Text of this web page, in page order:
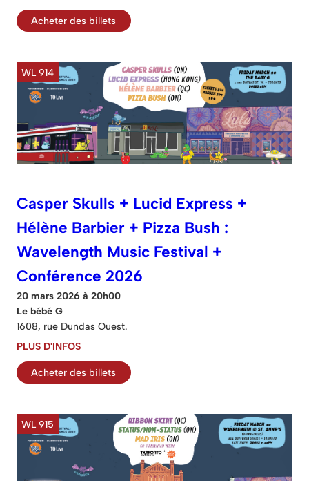
Acheter des billets
WL 914
Casper Skulls + Lucid Express +
Hélène Barbier + Pizza Bush :
Wavelength Music Festival +
Conférence 2026
20 mars 2026 à 20h00
Le bébé G
1608, rue Dundas Ouest.
PLUS D'INFOS
Acheter des billets
WL 915